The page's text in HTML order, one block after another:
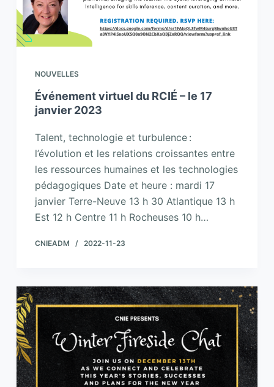
NOUVELLES
Événement virtuel du RCIÉ – le 17
janvier 2023
Talent, technologie et turbulence :
l’évolution et les relations croissantes entre
les ressources humaines et les technologies
pédagogiques Date et heure : mardi 17
janvier Terre-Neuve 13 h 30 Atlantique 13 h
Est 12 h Centre 11 h Rocheuses 10 h…
CNIEADM 2022-11-23